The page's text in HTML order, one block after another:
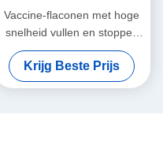
Vaccine-flaconen met hoge
snelheid vullen en stoppen
cGMP-standaardconforme
automatisering voor mRNA &
biologics
Krijg Beste Prijs